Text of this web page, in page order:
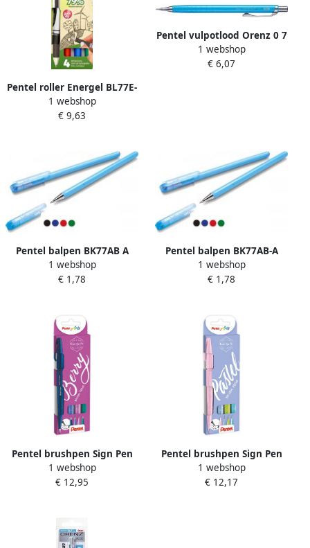
Pentel roller Energel BL77E-
4 0 7 mm assorti set van 4
stuks
1 webshop
€ 9,63
Pentel vulpotlood Orenz 0 7
mm
1 webshop
€ 6,07
Pentel balpen BK77AB A
Antibacterial+ 0 7 mm
groen
1 webshop
€ 1,78
Pentel balpen BK77AB-A
Antibacterial+ 0 7 mm rood
1 webshop
€ 1,78
Pentel brushpen Sign Pen
Brush Touch kartonnen etui
met 4 stuks: donkerblauw
1 webshop
€ 12,95
Pentel brushpen Sign Pen
Brush Touch kartonnen etui
met 4 pastelkleuren: roze
1 webshop
€ 12,17